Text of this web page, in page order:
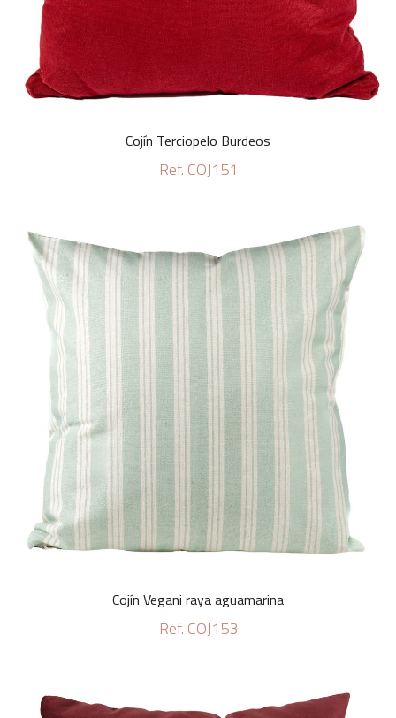
Cojín Terciopelo Burdeos
Ref. COJ151
Cojín Vegani raya aguamarina
Ref. COJ153